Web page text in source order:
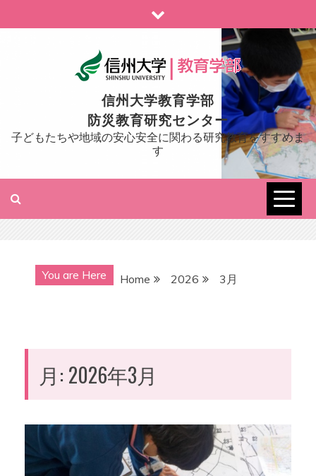
to
信州大学教育学部
防災教育研究センター
子どもたちや地域の安心安全に関わる研究教育をすすめま
す
You are Here Home 2026 3月
月: 2026年3月